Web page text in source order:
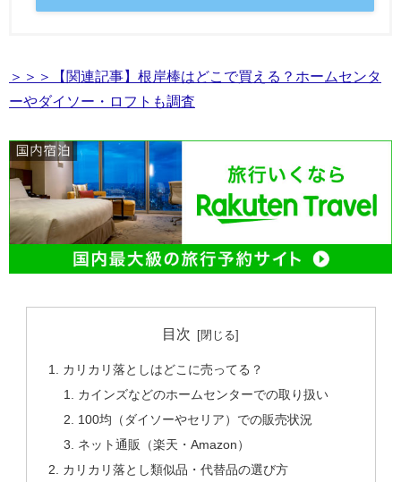
＞＞＞【関連記事】根岸棒はどこで買える？ホームセンタ
ーやダイソー・ロフトも調査
目次
カリカリ落としはどこに売ってる？
カインズなどのホームセンターでの取り扱い
100均（ダイソーやセリア）での販売状況
ネット通販（楽天・Amazon）
カリカリ落とし類似品・代替品の選び方